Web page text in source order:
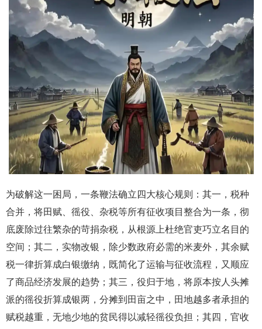
为破解这一困局，一条鞭法确立四大核心规则：其一，税种
合并，将田赋、徭役、杂税等所有征收项目整合为一条，彻
底废除过往繁杂的苛捐杂税，从根源上杜绝官吏巧立名目的
空间；其二，实物改银，除少数政府必需的米麦外，其余赋
税一律折算成白银缴纳，既简化了运输与征收流程，又顺应
了商品经济发展的趋势；其三，役归于地，将原本按人头摊
派的徭役折算成银两，分摊到田亩之中，田地越多者承担的
赋税越重，无地少地的贫民得以减轻徭役负担；其四，官收